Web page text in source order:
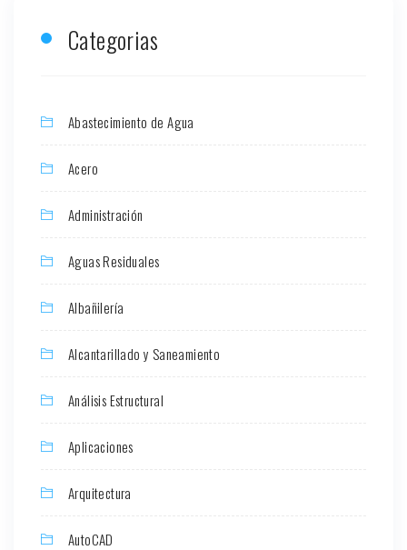
Categorias
Abastecimiento de Agua
Acero
Administración
Aguas Residuales
Albañilería
Alcantarillado y Saneamiento
Análisis Estructural
Aplicaciones
Arquitectura
AutoCAD